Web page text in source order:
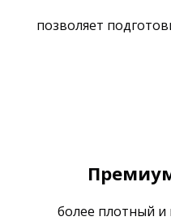
позволяет
более плотный и